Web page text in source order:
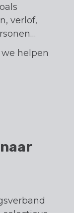
verlof,
helpen